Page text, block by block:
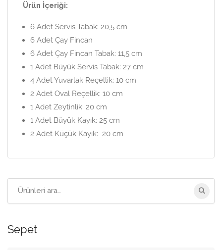
Ürün İçeriği:
6 Adet Servis Tabak: 20,5 cm
6 Adet Çay Fincan
6 Adet Çay Fincan Tabak: 11,5 cm
1 Adet Büyük Servis Tabak: 27 cm
4 Adet Yuvarlak Reçellik: 10 cm
2 Adet Oval Reçellik: 10 cm
1 Adet Zeytinlik: 20 cm
1 Adet Büyük Kayık: 25 cm
2 Adet Küçük Kayık: 20 cm
Arama:
Sepet